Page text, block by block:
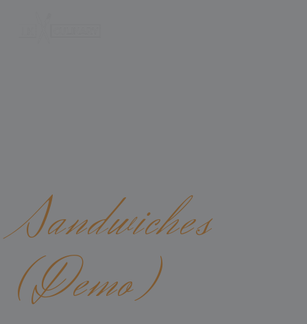
Sandwiches
(Demo)